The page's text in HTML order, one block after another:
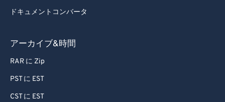
ドキュメントコンバータ
アーカイブ&時間
RAR に Zip
PST に EST
CST に EST